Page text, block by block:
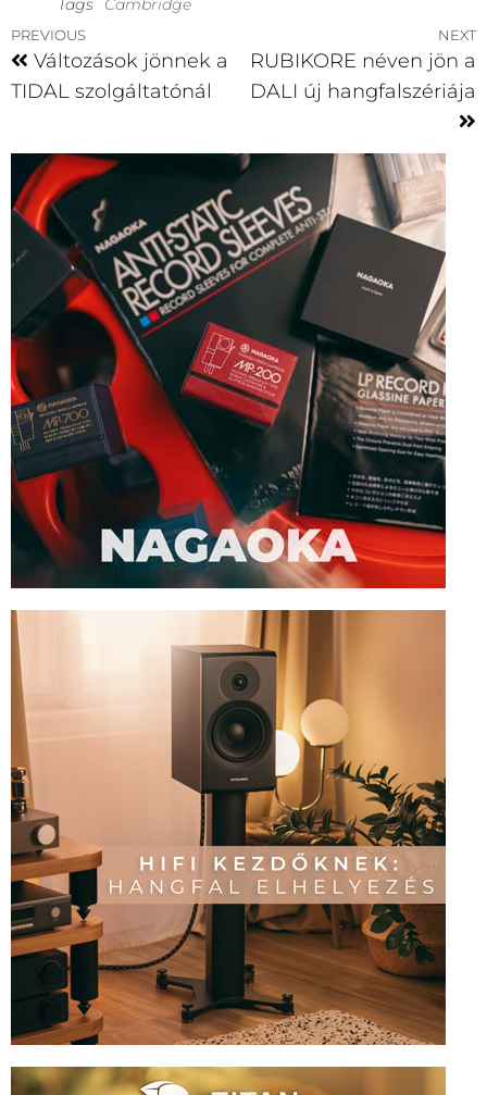
Tags Cambridge
PREVIOUS
Változások jönnek a
TIDAL szolgáltatónál
NEXT
RUBIKORE néven jön a
DALI új hangfalszériája